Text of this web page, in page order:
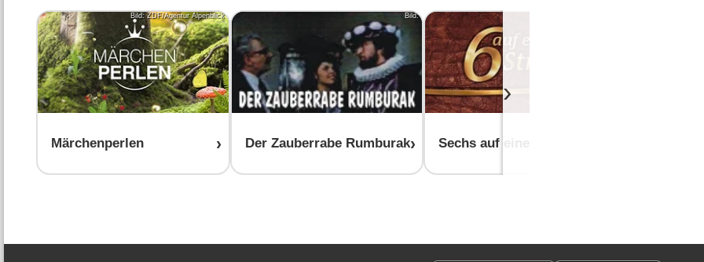
Bild: ZDF/Agentur Alpenblick
Märchenperlen
Bild:
Der Zauberrabe Rumburak Sechs auf einen Streich
›